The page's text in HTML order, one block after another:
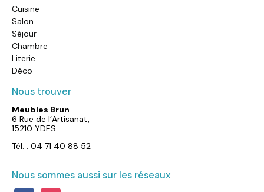
Cuisine
Salon
Séjour
Chambre
Literie
Déco
Nous trouver
Meubles Brun
6 Rue de l’Artisanat,
15210 YDES
Tél. : 04 71 40 88 52
Nous sommes aussi sur les réseaux